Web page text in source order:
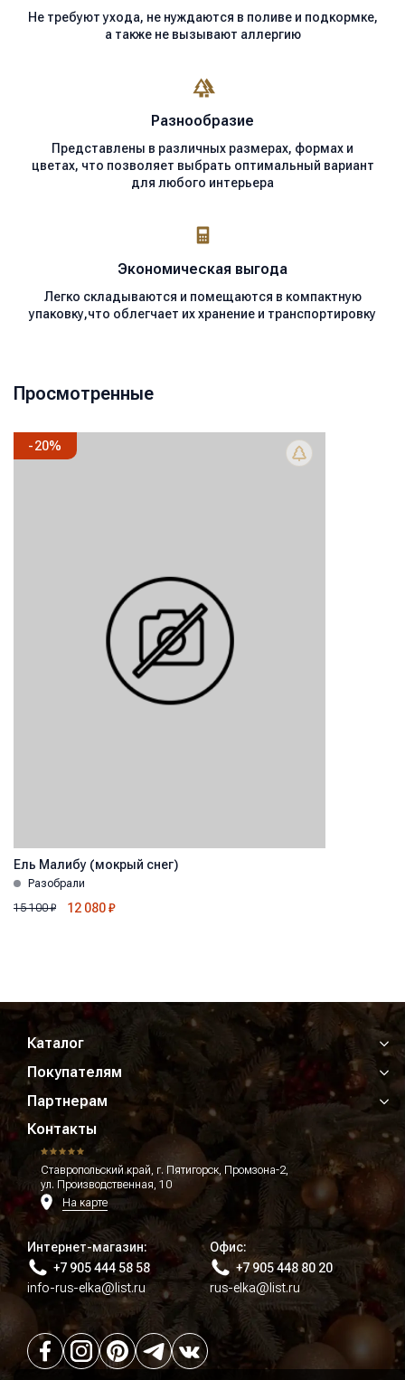
Не требуют ухода, не нуждаются в поливе и подкормке,
а также не вызывают аллергию
Разнообразие
Представлены в различных размерах, формах и
цветах, что позволяет выбрать оптимальный вариант
для любого интерьера
Экономическая выгода
Легко складываются и помещаются в компактную
упаковку,что облегчает их хранение и транспортировку
Просмотренные
-20%
Ель Малибу (мокрый снег)
Разобрали
15 100₽ 12 080₽
Каталог
Покупателям
Партнерам
Контакты
Ставропольский край, г. Пятигорск, Промзона-2,
ул. Производственная, 10
На карте
Интернет-магазин:
+7 905 444 58 58
info-rus-elka@list.ru
Офис:
+7 905 448 80 20
rus-elka@list.ru